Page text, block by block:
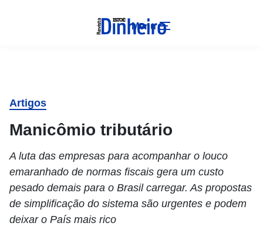
Menu
Artigos
Manicômio tributário
A luta das empresas para acompanhar o louco
emaranhado de normas fiscais gera um custo
pesado demais para o Brasil carregar. As propostas
de simplificação do sistema são urgentes e podem
deixar o País mais rico